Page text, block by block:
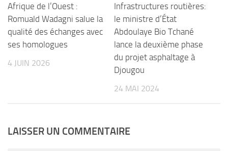
Afrique de l’Ouest :
Romuald Wadagni salue la
qualité des échanges avec
ses homologues
4 JUIN 2026
Infrastructures routières:
le ministre d’État
Abdoulaye Bio Tchané
lance la deuxième phase
du projet asphaltage à
Djougou
24 MAI 2024
LAISSER UN COMMENTAIRE